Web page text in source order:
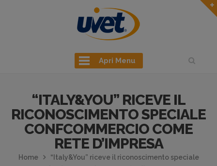
Apri Menu
“ITALY&YOU” RICEVE IL
RICONOSCIMENTO SPECIALE
CONFCOMMERCIO COME
RETE D’IMPRESA
Home
“Italy&You” riceve il riconoscimento speciale